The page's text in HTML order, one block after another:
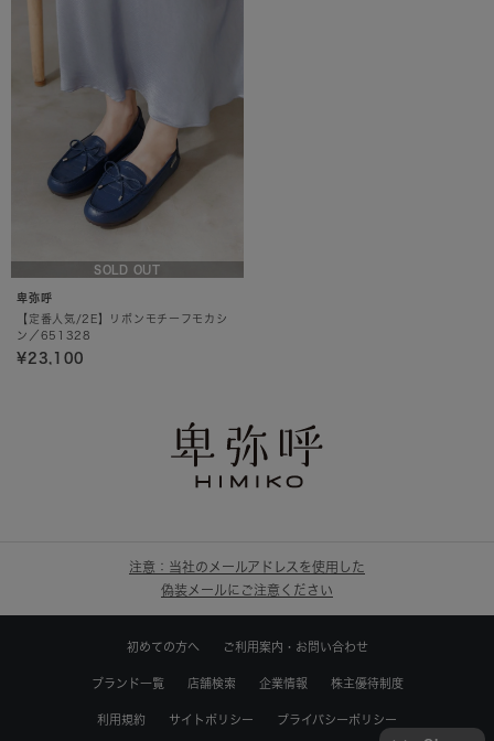
SOLD OUT
卑弥呼
【定番人気/2E】リボンモチーフモカシ
ン／651328
¥23,100
注意：当社のメールアドレスを使用した
偽装メールにご注意ください
初めての方へ ご利用案内・お問い合わせ
ブランド一覧 店舗検索 企業情報 株主優待制度
利用規約 サイトポリシー プライバシーポリシー